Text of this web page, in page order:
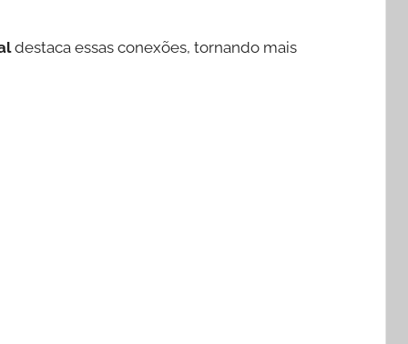
destaca essas conexões, tornando mais